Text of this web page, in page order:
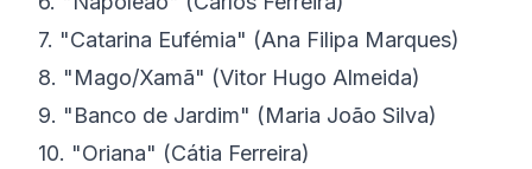
7. "Catarina Eufémia" (Ana Filipa Marques)
8. "Mago/Xamã" (Vitor Hugo Almeida)
9. "Banco de Jardim" (Maria João Silva)
10. "Oriana" (Cátia Ferreira)